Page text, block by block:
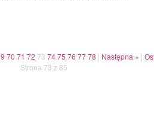
70 71 72 73 7475 76 7778 | Następna » |
Strona 73 z 85